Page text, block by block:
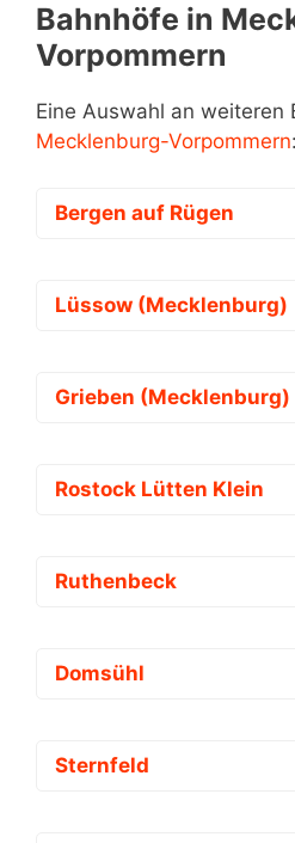
Bahnhöfe in
Vorpommern
Eine Auswahl an weiteren
Mecklenburg-Vorpommern:
Bergen auf Rügen
Lüssow (Mecklenburg)
Grieben (Mecklenburg)
Rostock Lütten Klein
Ruthenbeck
Domsühl
Sternfeld